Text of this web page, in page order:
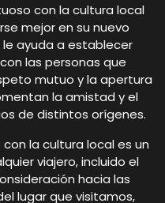
con la cultura local
mejor en su nuevo
ayuda a establecer
las personas que
mutuo y la apertura
la amistad y el
de distintos orígenes.
la cultura local es un
viajero, incluido el
hacia las
lugar que visitamos,